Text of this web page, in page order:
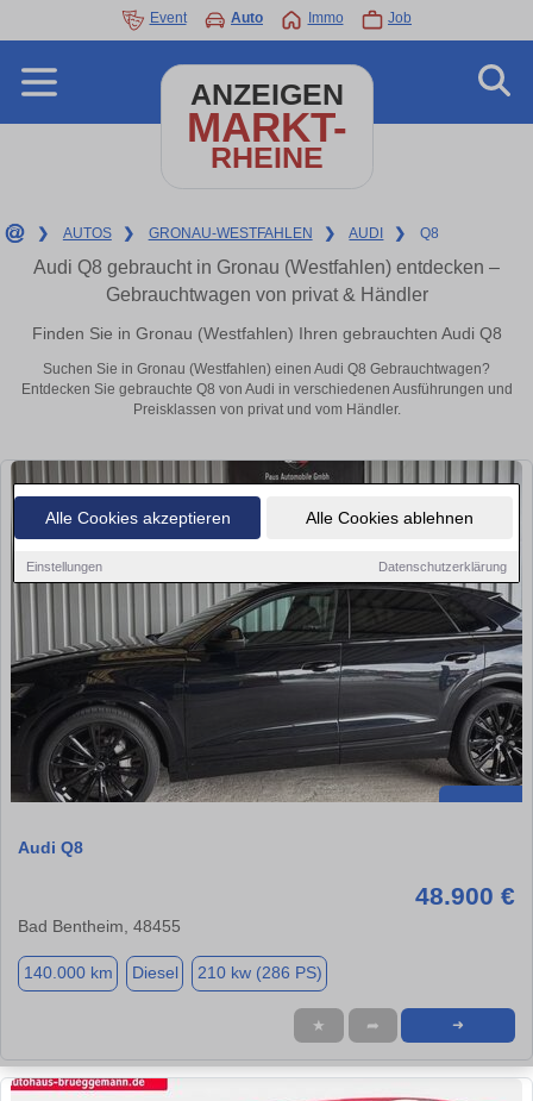
Alle Cookies akzeptieren Alle Cookies ablehnen
Einstellungen Datenschutzerklärung
Event Auto Immo Job
ANZEIGEN
MARKT-
RHEINE
❯ AUTOS ❯ GRONAU-WESTFAHLEN ❯ AUDI ❯ Q8
Audi Q8 gebraucht in Gronau (Westfahlen) entdecken –
Gebrauchtwagen von privat & Händler
Finden Sie in Gronau (Westfahlen) Ihren gebrauchten Audi Q8
Suchen Sie in Gronau (Westfahlen) einen Audi Q8 Gebrauchtwagen?
Entdecken Sie gebrauchte Q8 von Audi in verschiedenen Ausführungen und
Preisklassen von privat und vom Händler.
Audi Q8
48.900 €
Bad Bentheim, 48455
140.000 km Diesel 210 kw (286 PS)
★ ➦ ➜